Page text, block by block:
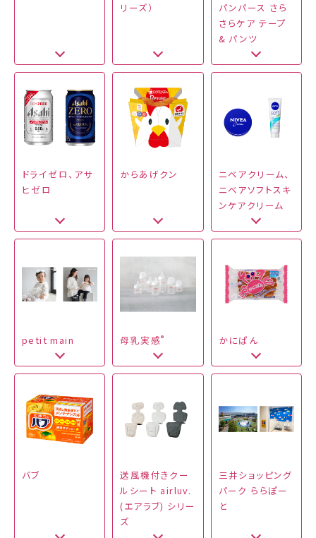
リーズ）
パンパース さら
さらケア テープ
& パンツ
ドライゼロ、アサ
ヒゼロ
からあげクン
ニベアクリーム、
ニベアソフトスキ
ンケアクリーム
petit main 母乳実感® かにぱん
バブ
送風機付きクー
ルシート airluv.
(エアラブ) シリー
ズ
三井ショッピング
パーク ららぽー
と